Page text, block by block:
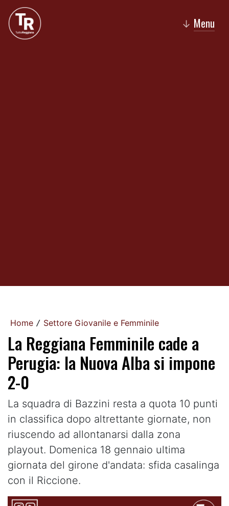
↓ Menu
Home / Settore Giovanile e Femminile
La Reggiana Femminile cade a
Perugia: la Nuova Alba si impone
2-0
La squadra di Bazzini resta a quota 10 punti
in classifica dopo altrettante giornate, non
riuscendo ad allontanarsi dalla zona
playout. Domenica 18 gennaio ultima
giornata del girone d'andata: sfida casalinga
con il Riccione.